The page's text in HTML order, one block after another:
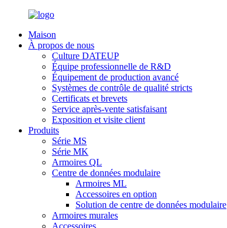
Maison
À propos de nous
Culture DATEUP
Équipe professionnelle de R&D
Équipement de production avancé
Systèmes de contrôle de qualité stricts
Certificats et brevets
Service après-vente satisfaisant
Exposition et visite client
Produits
Série MS
Série MK
Armoires QL
Centre de données modulaire
Armoires ML
Accessoires en option
Solution de centre de données modulaire
Armoires murales
Accessoires